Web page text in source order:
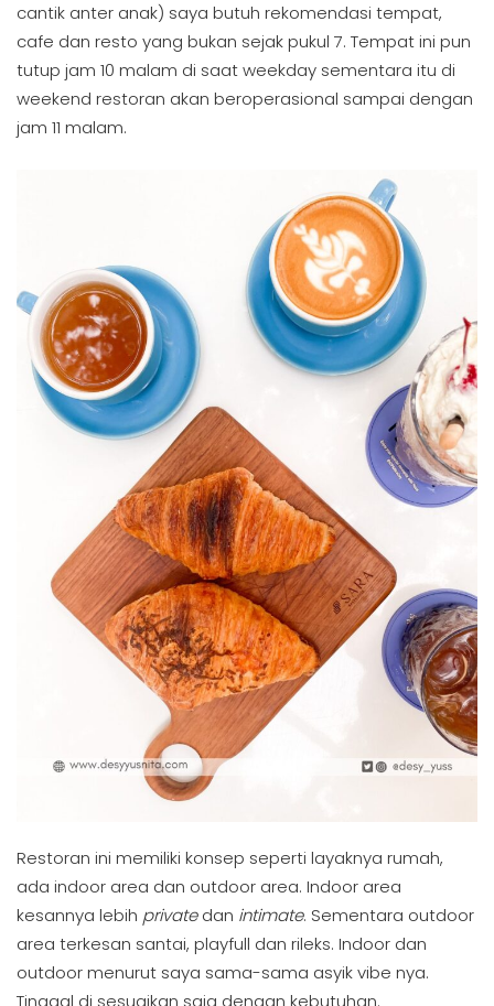
cantik anter anak) saya butuh rekomendasi tempat,
cafe dan resto yang bukan sejak pukul 7. Tempat ini pun
tutup jam 10 malam di saat weekday sementara itu di
weekend restoran akan beroperasional sampai dengan
jam 11 malam.
Restoran ini memiliki konsep seperti layaknya rumah,
ada indoor area dan outdoor area. Indoor area
kesannya lebih privatedan intimate. Sementara outdoor
area terkesan santai, playfull dan rileks. Indoor dan
outdoor menurut saya sama-sama asyik vibe nya.
Tinggal di sesuaikan saja dengan kebutuhan.